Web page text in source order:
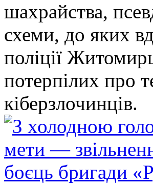
шахрайства,
схеми, до яких
поліції
потерпілих про
кіберзлочинців.